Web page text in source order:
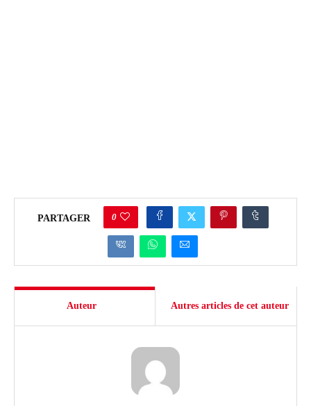
PARTAGER 0
Auteur Autres articles de cet auteur